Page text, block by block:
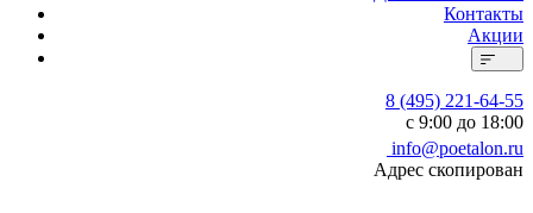
Контакты
Акции
8 (495) 221-64-55
с 9:00 до 18:00
info@poetalon.ru
Адрес скопирован